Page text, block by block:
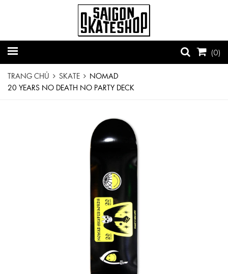
(0)
TRANG CHỦ SKATE
NOMAD
20 YEARS NO DEATH NO PARTY DECK